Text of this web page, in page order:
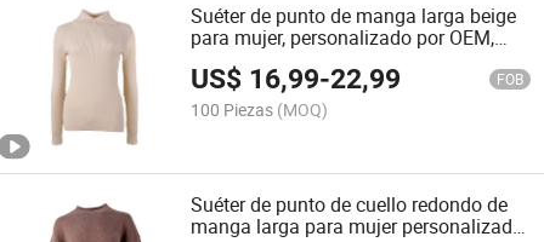
Suéter de punto de manga larga beige
para mujer, personalizado por OEM,
otoño e invierno
US$ 16,99-22,99 FOB
100 Piezas (MOQ)
Suéter de punto de cuello redondo de
manga larga para mujer personalizado